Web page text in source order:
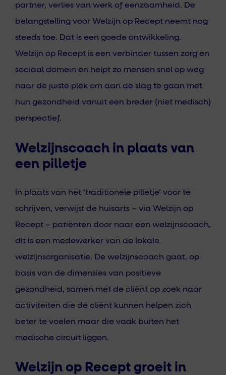
partner, verlies van werk of eenzaamheid. De
belangstelling voor Welzijn op Recept neemt nog
steeds toe. Dat is een goede ontwikkeling.
Welzijn op Recept is een verbinder tussen zorg en
sociaal domein en helpt zo mensen snel op weg
naar de juiste plek om aan de slag te gaan met
hun gezondheid vanuit een breder (niet medisch)
perspectief.
Welzijnscoach in plaats van
een pilletje
In plaats van het ‘traditionele pilletje’ voor te
schrijven, verwijst de huisarts – via Welzijn op
Recept – patiënten door naar een welzijnscoach,
dit is een medewerker van de lokale
welzijnsorganisatie. De welzijnscoach gaat, op
basis van de dimensies van positieve
gezondheid, samen met de cliënt op zoek naar
activiteiten die de cliënt kunnen helpen zich
beter te voelen maar die vaak buiten het
medische circuit liggen.
Welzijn op Recept groeit in